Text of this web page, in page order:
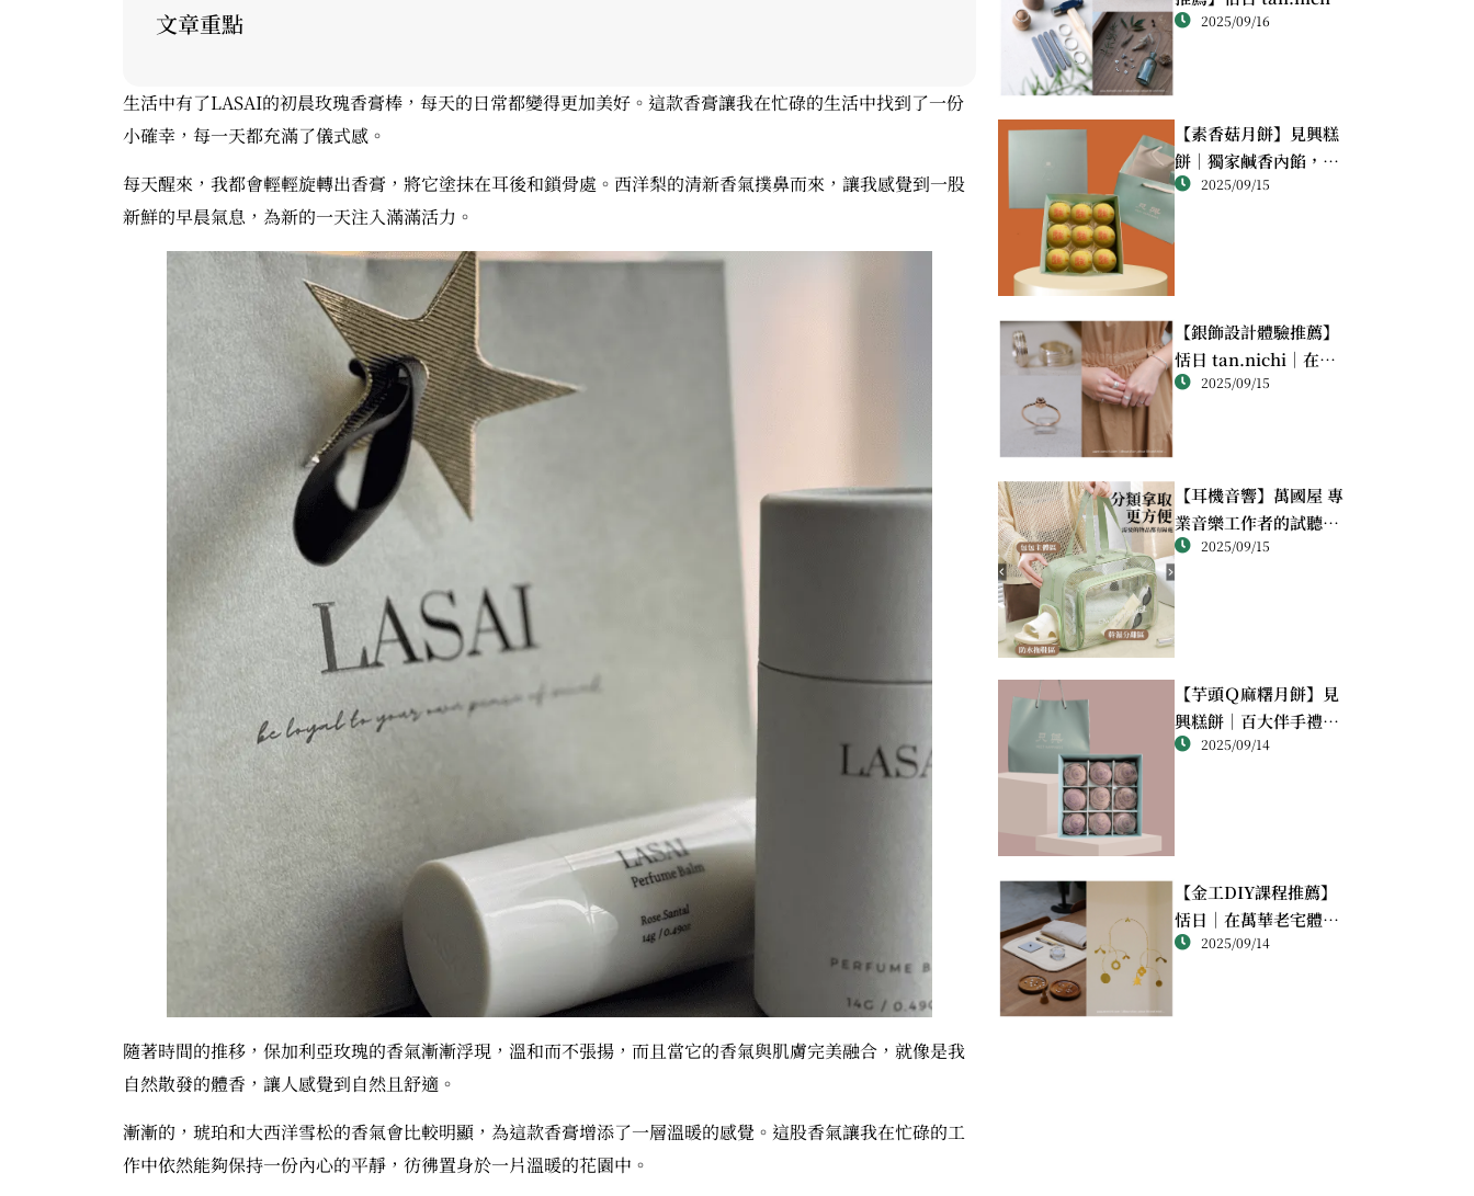
文章重點
生活中有了LASAI的初晨玫瑰香膏棒，每天的日常都變得更加美好。這款香膏讓我在忙碌的生活中找到了一份
小確幸，每一天都充滿了儀式感。
每天醒來，我都會輕輕旋轉出香膏，將它塗抹在耳後和鎖骨處。西洋梨的清新香氣撲鼻而來，讓我感覺到一股
新鮮的早晨氣息，為新的一天注入滿滿活力。
隨著時間的推移，保加利亞玫瑰的香氣漸漸浮現，溫和而不張揚，而且當它的香氣與肌膚完美融合，就像是我
自然散發的體香，讓人感覺到自然且舒適。
漸漸的，琥珀和大西洋雪松的香氣會比較明顯，為這款香膏增添了一層溫暖的感覺。這股香氣讓我在忙碌的工
作中依然能夠保持一份內心的平靜，彷彿置身於一片溫暖的花園中。
純銀戒指體驗｜情侶・
2025/09/16
【素香菇月餅】見興糕
餅｜獨家鹹香內餡，顛
覆想像的幸福滋味
2025/09/15
【銀飾設計體驗推薦】
恬日 tan.nichi｜在萬
華靜巷，親手完成屬於
2025/09/15
【耳機音響】萬國屋 專
業音樂工作者的試聽心
得 2025/09/15
【芋頭Ｑ麻糬月餅】見
興糕餅｜百大伴手禮推
薦的綿密酥香新體驗
2025/09/14
【金工DIY課程推薦】
恬日｜在萬華老宅體驗
純銀手作
2025/09/14